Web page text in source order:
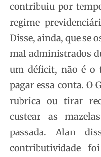
contribuiu por
regime
Disse, ainda, que se
mal administrados
um déficit, não é o
pagar essa conta. O
rubrica ou tirar
custear as
passada. Alan
contributividade